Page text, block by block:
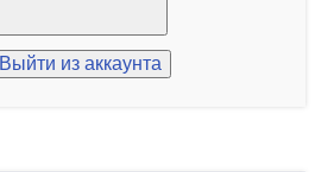
Выйти из аккаунта